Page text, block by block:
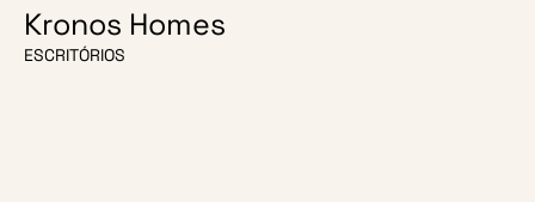
Kronos Homes
ESCRITÓRIOS